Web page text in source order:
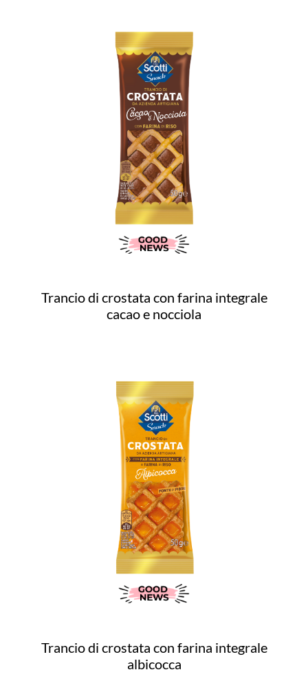
Trancio di crostata con farina integrale
cacao e nocciola
Trancio di crostata con farina integrale
albicocca